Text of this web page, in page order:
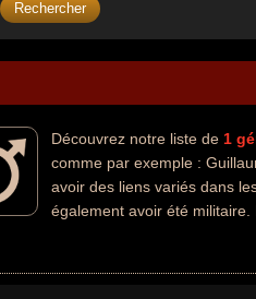
Découvrez notre liste de 1
comme par exemple :
avoir des liens variés dans
également avoir été